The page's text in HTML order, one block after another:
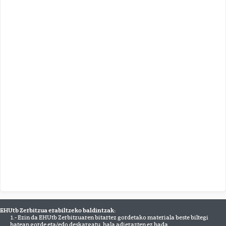
EHUtb Zerbitzua erabiltzeko baldintzak:
1.- Ezin da EHUtb Zerbitzuaren bitartez gordetako materiala beste biltegi
batean gorde eta/edo deskargatu, hala adierazten ez bada.